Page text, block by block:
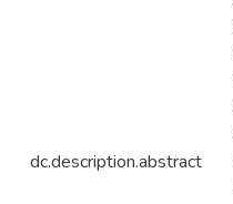
dc.description.abstract